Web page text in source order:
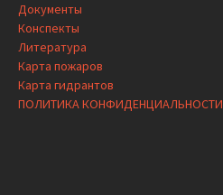
Документы
Конспекты
Литература
Карта пожаров
Карта гидрантов
ПОЛИТИКА КОНФИДЕНЦИАЛЬНОСТИ